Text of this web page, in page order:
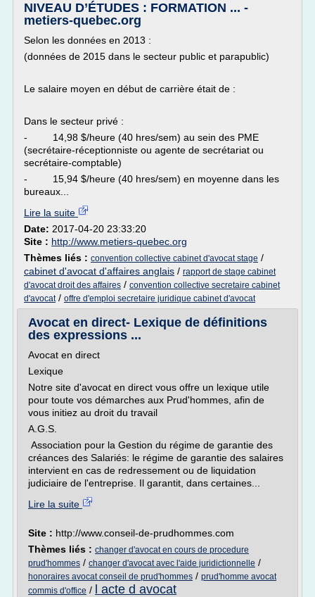
NIVEAU D’ÉTUDES : FORMATION ... -
metiers-quebec.org
Selon les données en 2013 :
(données de 2015 dans le secteur public et parapublic)
Le salaire moyen en début de carrière était de :
Dans le secteur privé :
- 14,98 $/heure (40 hres/sem) au sein des PME
(secrétaire-réceptionniste ou agente de secrétariat ou
secrétaire-comptable)
- 15,94 $/heure (40 hres/sem) en moyenne dans les
bureaux...
Lire la suite
Date: 2017-04-20 23:33:20
Site : http://www.metiers-quebec.org
Thèmes liés : convention collective cabinet d'avocat stage /
cabinet d'avocat d'affaires anglais / rapport de stage cabinet
d'avocat droit des affaires / convention collective secretaire cabinet
d'avocat/ offre d'emploi secretaire juridique cabinet d'avocat
Avocat en direct- Lexique de définitions
des expressions ...
Avocat en direct
Lexique
Notre site d'avocat en direct vous offre un lexique utile
pour toute vos démarches aux Prud'hommes, afin de
vous initiez au droit du travail
A.G.S.
Association pour la Gestion du régime de garantie des
créances des Salariés: le régime de garantie des salaires
intervient en cas de redressement ou de liquidation
judiciaire de l'entreprise. Il garantit, dans certaines...
Lire la suite
Site : http://www.conseil-de-prudhommes.com
Thèmes liés : changer d'avocat en cours de procedure
prud'hommes / changer d'avocat avec l'aide juridictionnelle /
honoraires avocat conseil de prud'hommes / prud'homme avocat
commis d'office /
l acte d avocat